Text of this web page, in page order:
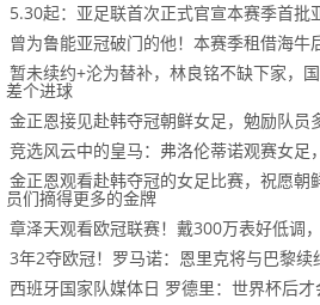
5.30起：亚足联首次正式官宣本赛季首批
曾为鲁能亚冠破门的他！本赛季租借海牛
暂未续约+沦为替补，林良铭不缺下家，
差个进球
金正恩接见赴韩夺冠朝鲜女足，勉励队员
竞选风云中的皇马：弗洛伦蒂诺观赛女足
金正恩观看赴韩夺冠的女足比赛，祝愿
员们摘得更多的金牌
章泽天观看欧冠联赛！戴300万表好低调
3年2夺欧冠！罗马诺：恩里克将与巴黎
西班牙国家队媒体日 罗德里：世界杯后